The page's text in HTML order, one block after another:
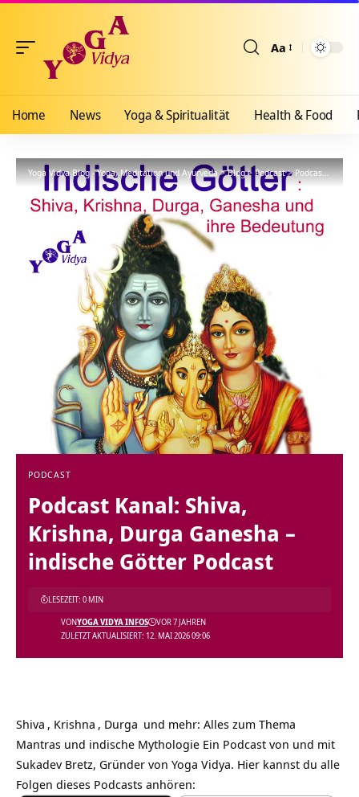
Aa
Home News Yoga & Spiritualität Health & Food
Yoga Vidya Blog - Yoga, Meditation und Ayurveda>Blog>Podcast>Podcast Kanal: Shiva, Krishna, Durga Ganesha – indische Götter Podcast
PODCAST
Podcast Kanal: Shiva,
Krishna, Durga Ganesha –
indische Götter Podcast
ZULETZT AKTUALISIERT: 12. MAI 2026 09:06
VONYOGA VIDYA INFOS VOR 7 JAHREN
LESEZEIT: 0 MIN
Shiva , Krishna , Durga und mehr: Alles zum Thema
Mantras und indische Mythologie Ein Podcast von und mit
Sukadev Bretz, Gründer von Yoga Vidya. Hier kannst du alle
Folgen dieses Podcasts anhören: